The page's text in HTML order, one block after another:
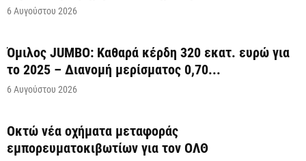
6 Αυγούστου 2026
Όμιλος JUMBO: Καθαρά κέρδη 320 εκατ. ευρώ για
το 2025 – Διανομή μερίσματος 0,70...
6 Αυγούστου 2026
Οκτώ νέα οχήματα μεταφοράς
εμπορευματοκιβωτίων για τον ΟΛΘ